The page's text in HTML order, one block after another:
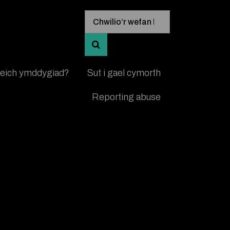
Mewngofnodi allweddeiriau
CHWILIO AM GANLYNIADAU A’U
ymddygiad? Sut i gael cymorth
Reporting abuse